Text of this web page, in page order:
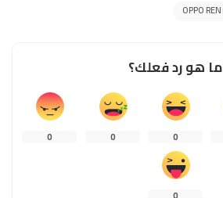
ما هو رد فعلك؟
0
0
0